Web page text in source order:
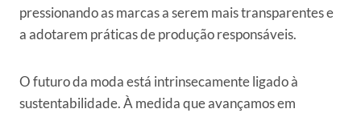
pressionando as marcas a serem mais transparentes e
a adotarem práticas de produção responsáveis.
O futuro da moda está intrinsecamente ligado à
sustentabilidade. À medida que avançamos em